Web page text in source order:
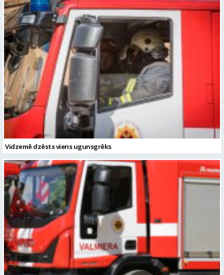
Vidzemē dzēsts viens ugunsgrēks